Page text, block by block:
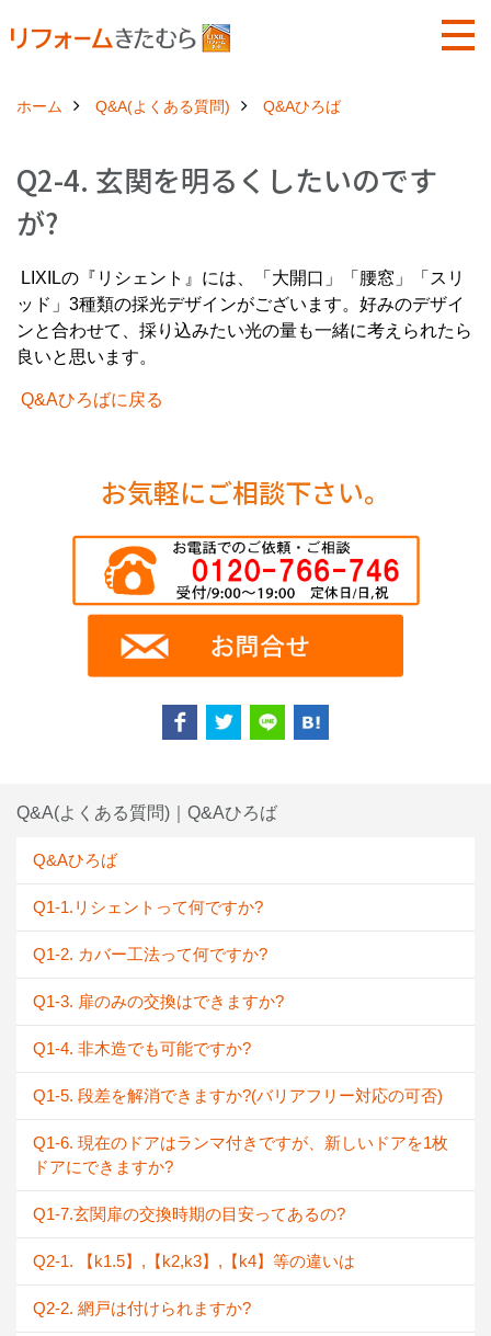
ホーム Q&A(よくある質問) Q&Aひろば
Q2-4. 玄関を明るくしたいのです
が?
LIXILの『リシェント』には、「大開口」「腰窓」「スリ
ッド」3種類の採光デザインがございます。好みのデザイ
ンと合わせて、採り込みたい光の量も一緒に考えられたら
良いと思います。
Q&Aひろばに戻る
お気軽にご相談下さい。
Q&A(よくある質問)｜Q&Aひろば
Q&Aひろば
Q1-1.リシェントって何ですか?
Q1-2. カバー工法って何ですか?
Q1-3. 扉のみの交換はできますか?
Q1-4. 非木造でも可能ですか?
Q1-5. 段差を解消できますか?(バリアフリー対応の可否)
Q1-6. 現在のドアはランマ付きですが、新しいドアを1枚
ドアにできますか?
Q1-7.玄関扉の交換時期の目安ってあるの?
Q2-1. 【k1.5】,【k2,k3】,【k4】等の違いは
Q2-2. 網戸は付けられますか?